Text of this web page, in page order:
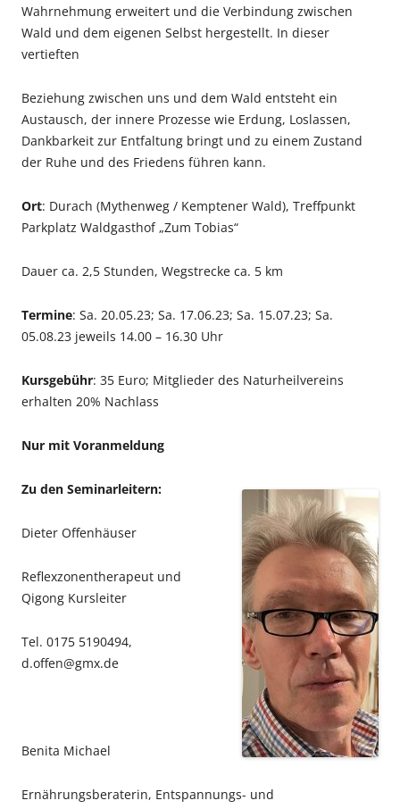
Wahrnehmung erweitert und die Verbindung zwischen
Wald und dem eigenen Selbst hergestellt. In dieser
vertieften
Beziehung zwischen uns und dem Wald entsteht ein
Austausch, der innere Prozesse wie Erdung, Loslassen,
Dankbarkeit zur Entfaltung bringt und zu einem Zustand
der Ruhe und des Friedens führen kann.
Ort: Durach (Mythenweg / Kemptener Wald), Treffpunkt
Parkplatz Waldgasthof „Zum Tobias“
Dauer ca. 2,5 Stunden, Wegstrecke ca. 5 km
Termine: Sa. 20.05.23; Sa. 17.06.23; Sa. 15.07.23; Sa.
05.08.23 jeweils 14.00 – 16.30 Uhr
Kursgebühr: 35 Euro; Mitglieder des Naturheilvereins
erhalten 20% Nachlass
Nur mit Voranmeldung
Zu den Seminarleitern:
Dieter Offenhäuser
Reflexzonentherapeut und
Qigong Kursleiter
Tel. 0175 5190494,
d.offen@gmx.de
Benita Michael
Ernährungsberaterin, Entspannungs- und